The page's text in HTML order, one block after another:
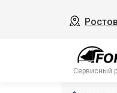
Сервисный